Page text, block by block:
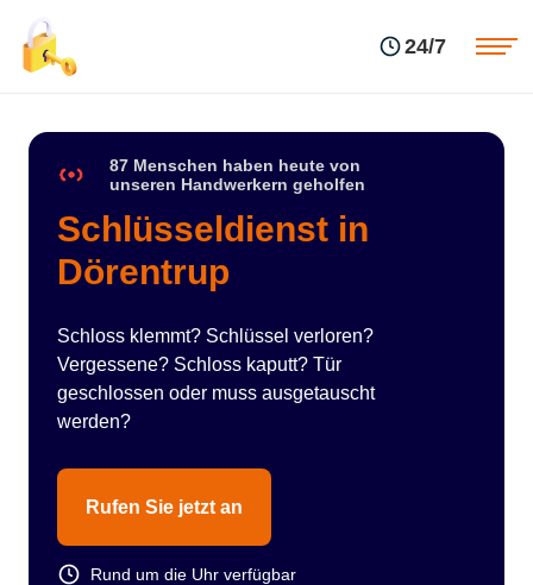
24/7
87 Menschen haben heute von
unseren Handwerkern geholfen
Schlüsseldienst in
Dörentrup
Schloss klemmt? Schlüssel verloren?
Vergessene? Schloss kaputt? Tür
geschlossen oder muss ausgetauscht
werden?
Rufen Sie jetzt an
Rund um die Uhr verfügbar